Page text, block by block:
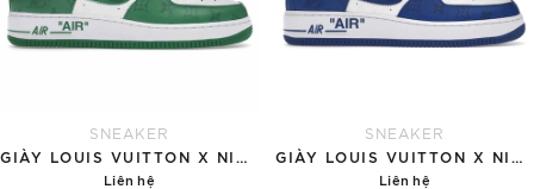
SNEAKER
Liên hệ
SNEAKER
Liên hệ